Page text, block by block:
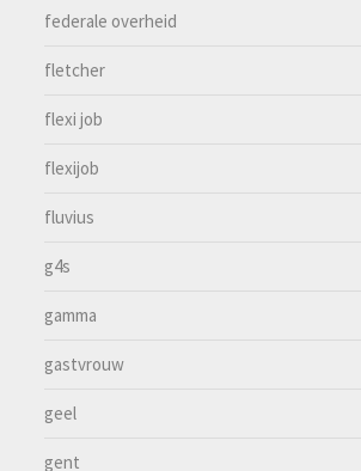
federale overheid
fletcher
flexi job
flexijob
fluvius
g4s
gamma
gastvrouw
geel
gent